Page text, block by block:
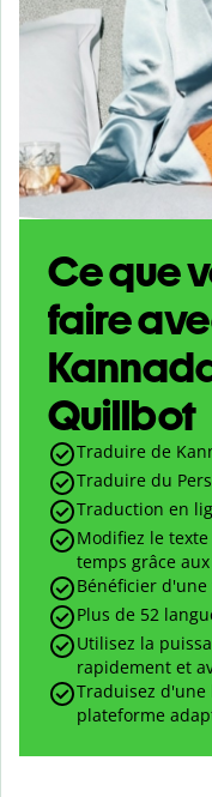
Ce que
faire
Quillbot
Traduire de
Traduire du
Traduction en
Modifiez le
temps grâce
Bénéficier
Plus de 52
Utilisez la
rapidement et
Traduisez
plateforme